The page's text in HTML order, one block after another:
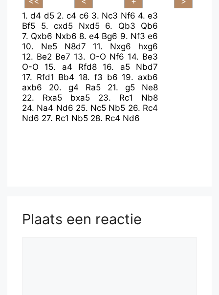
1.d4 d5 2.c4 c6 3. Nc3 Nf6 4.e3
Bf5
5. cxd5 Nxd5 6. Qb3
Qb6
7. Qxb6 Nxb6 8. e4 Bg6 9. Nf3 e6
10. Ne5 N8d7 11. Nxg6
hxg6
12. Be2 Be7 13. O-O Nf6 14. Be3
O-O
15. a4 Rfd8 16. a5
Nbd7
17. Rfd1 Bb4 18. f3 b6 19. axb6
axb6
20. g4 Ra5 21. g5
Ne8
22. Rxa5 bxa5 23. Rc1
Nb8
24. Na4 Nd6 25. Nc5 Nb5 26. Rc4
Nd6 27. Rc1 Nb5 28. Rc4 Nd6
Plaats een reactie